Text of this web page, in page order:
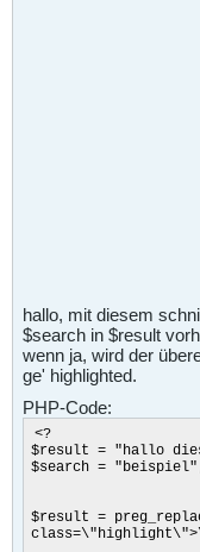
hallo, mit diesem
$search in $result
wenn ja, wird der
ge' highlighted.
PHP-Code:
<?
$result = "hallo
$search =
$result =